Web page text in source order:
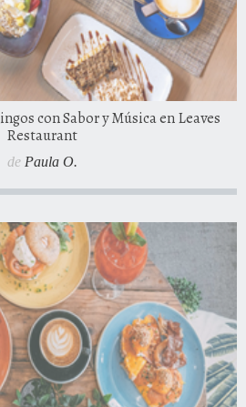
con Sabor y Música en Leaves
Restaurant
de Paula O.